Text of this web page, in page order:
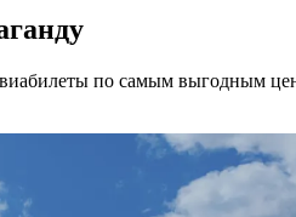
по самым выгодным